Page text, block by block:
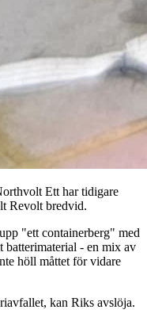
Ett har tidigare
Revolt bredvid.
"ett containerberg" med
batterimaterial - en mix av
höll måttet för vidare
kan Riks avslöja.